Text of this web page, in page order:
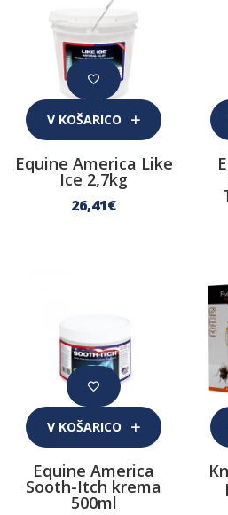
V KOŠARICO
Equine America Like
Ice 2,7kg
26,41€
V KOŠARICO
Equine America
Sooth-Itch krema
500ml